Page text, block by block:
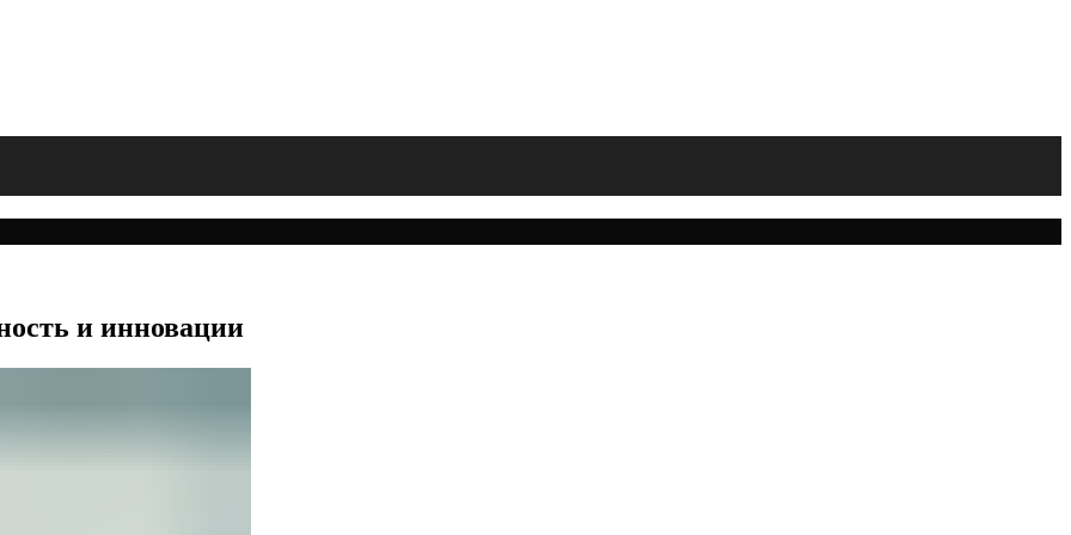
и инновации